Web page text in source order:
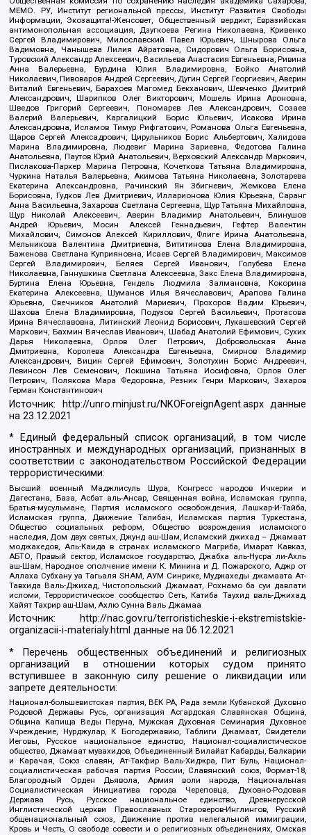
МЕМО. РУ, Институт региональной прессы, Институт Развития Свободы
Информации, Экозащита!-Женсовет, Общественный вердикт, Евразийская
антимонопольная ассоциация, Дзугкоева Регина Николаевна, Кривенко
Сергей Владимирович, Милославский Павел Юрьевич, Шнырова Ольга
Вадимовна, Чанышева Лилия Айратовна, Сидорович Ольга Борисовна,
Туровский Александр Алексеевич, Васильева Анастасия Евгеньевна, Ривина
Анна Валерьевна, Бурдина Юлия Владимировна, Бойко Анатолий
Николаевич, Пивоваров Андрей Сергеевич, Дугин Сергей Георгиевич, Аверин
Виталий Евгеньевич, Барахоев Магомед Бекханович, Шевченко Дмитрий
Александрович, Шарипков Олег Викторович, Мошель Ирина Ароновна,
Шведов Григорий Сергеевич, Пономарев Лев Александрович, Созаев
Валерий Валерьевич, Каргалицкий Борис Юльевич, Исакова Ирина
Александровна, Исламов Тимур Рифгатович, Романова Ольга Евгеньевна,
Щаров Сергей Алексадрович, Цирульников Борис Альбертович, Халидова
Марина Владимировна, Людевиг Марина Зариевна, Федотова Галина
Анатольевна, Паутов Юрий Анатольевич, Верховский Александр Маркович,
Пислакова-Паркер Марина Петровна, Кочеткова Татьяна Владимировна,
Чуркина Наталья Валерьевна, Акимова Татьяна Николаевна, Золотарева
Екатерина Александровна, Рачинский Ян Збигневич, Жемкова Елена
Борисовна, Гудков Лев Дмитриевич, Илларионова Юлия Юрьевна, Саранг
Анна Васильевна, Захарова Светлана Сергеевна, Щур Татьяна Михайловна,
Щур Николай Алексеевич, Аверин Владимир Анатольевич, Блинушов
Андрей Юрьевич, Мосин Алексей Геннадьевич, Гефтер Валентин
Михайлович, Симонов Алексей Кириллович, Флиге Ирина Анатольевна,
Мельникова Валентина Дмитриевна, Вититинова Елена Владимировна,
Баженова Светлана Куприяновна, Исаев Сергей Владимирович, Максимов
Сергей Владимирович, Беляев Сергей Иванович, Голубева Елена
Николаевна, Ганнушкина Светлана Алексеевна, Закс Елена Владимировна,
Буртина Елена Юрьевна, Гендель Людмила Залмановна, Кокорина
Екатерина Алексеевна, Шуманов Илья Вячеславович, Арапова Галина
Юрьевна, Свечников Анатолий Мариевич, Прохоров Вадим Юрьевич,
Шахова Елена Владимировна, Подузов Сергей Васильевич, Протасова
Ирина Вячеславовна, Литинский Леонид Борисович, Лукашевский Сергей
Маркович, Бахмин Вячеслав Иванович, Шабад Анатолий Ефимович, Сухих
Дарья Николаевна, Орлов Олег Петрович, Добровольская Анна
Дмитриевна, Королева Александра Евгеньевна, Смирнов Владимир
Александрович, Вицин Сергей Ефимович, Золотухин Борис Андреевич,
Левинсон Лев Семенович, Локшина Татьяна Иосифовна, Орлов Олег
Петрович, Полякова Мара Федоровна, Резник Генри Маркович, Захаров
Герман Константинович
Источник: http://unro.minjust.ru/NKOForeignAgent.aspxданные
на23.12.2021
* Единый федеральный список организаций, в том числе
иностранных и международных организаций, признанных в
соответствии с законодательством Российской Федерации
террористическими:
Высший военный Маджлисуль Шура, Конгресс народов Ичкерии и
Дагестана, База, Асбат аль-Ансар, Священная война, Исламская группа,
Братья-мусульмане, Партия исламского освобождения, Лашкар-И-Тайба,
Исламская группа, Движение Талибан, Исламская партия Туркестана,
Общество социальных реформ, Общество возрождения исламского
наследия, Дом двух святых, Джунд аш-Шам, Исламский джихад – Джамаат
моджахедов, Аль-Каида в странах исламского Магриба, Имарат Кавказ,
АБТО, Правый сектор, Исламское государство, Джабха аль-Нусра ли-Ахль
аш-Шам, Народное ополчение имени К. Минина и Д. Пожарского, Аджр от
Аллаха Субхану уа Тагьаля SHAM, АУМ Синрике, Муджахеды джамаата Ат-
Тавхида Валь-Джихад, Чистопольский Джамаат, Рохнамо ба суи давлати
исломи, Террористическое сообщество Сеть, Катиба Таухид валь-Джихад,
Хайят Тахрир аш-Шам, Ахлю Сунна Валь Джамаа
Источник:
http://nac.gov.ru/terroristicheskie-i-ekstremistskie-
organizacii-i-materialy.html данные на06.12.2021
* Перечень общественных объединений и религиозных
организаций в отношении которых судом принято
вступившее в законную силу решение о ликвидации или
запрете деятельности:
Национал-большевистская партия, ВЕК РА, Рада земли Кубанской Духовно
Родовой Державы Русь, организация Асгардская Славянская Община,
Община Капища Веды Перуна, Мужская Духовная Семинария Духовное
Учреждение, Нурджулар, К Богодержавию, Таблиги Джамаат, Свидетели
Иеговы, Русское национальное единство, Национал-социалистическое
общество, Джамаат мувахидов, Объединенный Вилайат Кабарды, Балкарии
и Карачая, Союз славян, Ат-Такфир Валь-Хиджра, Пит Буль, Национал-
социалистическая рабочая партия России, Славянский союз, Формат-18,
Благородный Орден Дьявола, Армия воли народа, Национальная
Социалистическая Инициатива города Череповца, Духовно-Родовая
Держава Русь, Русское национальное единство, Древнерусской
Инглистической церкви Православных Староверов-Инглингов, Русский
общенациональный союз, Движение против нелегальной иммиграции,
Кровь и Честь, О свободе совести и о религиозных объединениях, Омская